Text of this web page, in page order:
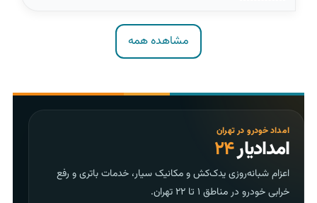
مشاهده همه
امداد خودرو در تهران
امدادیار۲۴
اعزام شبانه‌روزی یدک‌کش و مکانیک سیار، خدمات باتری و رفع
خرابی خودرو در مناطق ۱ تا ۲۲ تهران.